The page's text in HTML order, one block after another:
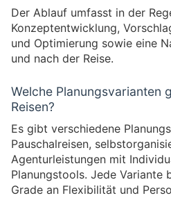
Der Ablauf umfasst in der
Konzeptentwicklung,
und Optimierung sowie eine
und nach der Reise.
Welche Planungsvarianten
Reisen?
Es gibt verschiedene
Pauschalreisen,
Agenturleistungen mit
Planungstools. Jede Variante
Grade an Flexibilität und